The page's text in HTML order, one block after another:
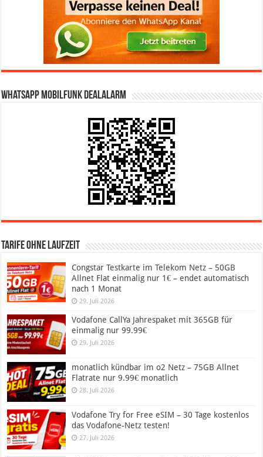
WhatsApp Mobilfunk DealAlarm
Tarife ohne Laufzeit
Congstar Testkarte im Telekom Netz – 50GB
Allnet Flat einmalig nur 1€ – endet automatisch
nach 1 Monat
29. Juli 2026
Vodafone CallYa Jahrespaket mit 365GB für
einmalig nur 99.99€
29. Juli 2026
monatlich kündbar im o2 Netz – 75GB Allnet
Flatrate nur 9.99€ monatlich
28. Juli 2026
Vodafone Try for Free eSIM – 30 Tage kostenlos
das Vodafone-Netz testen!
27. Juli 2026